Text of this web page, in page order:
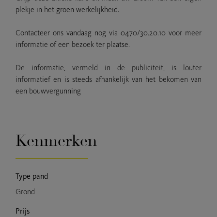
plekje in het groen werkelijkheid.
Contacteer ons vandaag nog via 0470/30.20.10 voor meer
informatie of een bezoek ter plaatse.
De informatie, vermeld in de publiciteit, is louter
informatief en is steeds afhankelijk van het bekomen van
een bouwvergunning
Kenmerken
Type pand
Grond
Prijs